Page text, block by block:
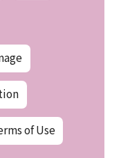
of Use